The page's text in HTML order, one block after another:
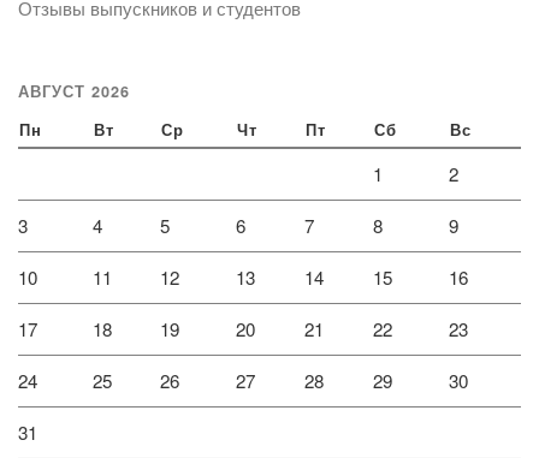
Отзывы выпускников и студентов
АВГУСТ 2026
Пн Вт Ср Чт Пт Сб Вс
1 2
3 4 5 6 7 8 9
10 11 12 13 14 15 16
17 18 19 20 21 22 23
24 25 26 27 28 29 30
31